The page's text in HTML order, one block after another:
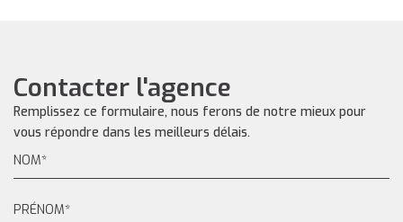
Contacter l'agence
Remplissez ce formulaire, nous ferons de notre mieux pour
vous répondre dans les meilleurs délais.